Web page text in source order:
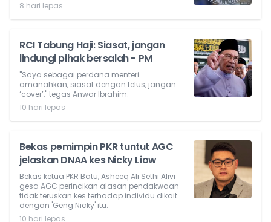
8 hari lepas
RCI Tabung Haji: Siasat, jangan
lindungi pihak bersalah - PM
"Saya sebagai perdana menteri
amanahkan, siasat dengan telus, jangan
‘cover’," tegas Anwar Ibrahim.
10 hari lepas
Bekas pemimpin PKR tuntut AGC
jelaskan DNAA kes Nicky Liow
Bekas ketua PKR Batu, Asheeq Ali Sethi Alivi
gesa AGC perincikan alasan pendakwaan
tidak teruskan kes terhadap individu dikait
dengan 'Geng Nicky' itu.
10 hari lepas